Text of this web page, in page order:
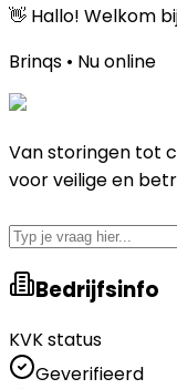
👋 Hallo! Welkom
Brinqs • Nu online
Van storingen tot
voor veilige en
Bedrijfsinfo
KVK status
Geverifieerd